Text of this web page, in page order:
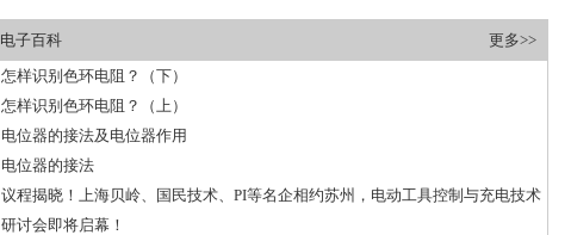
电子百科
更多>>
怎样识别色环电阻？（下）
怎样识别色环电阻？（上）
电位器的接法及电位器作用
电位器的接法
议程揭晓！上海贝岭、国民技术、PI等名企相约苏州，电动工具控制与充电技术
研讨会即将启幕！